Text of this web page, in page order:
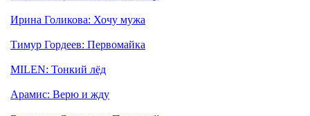
Ирина Голикова: Хочу мужа
Тимур Гордеев: Первомайка
MILEN: Тонкий лёд
Арамис: Верю и жду